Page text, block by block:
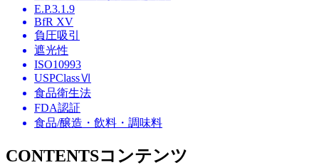
E.P.3.1.9
BfR XV
負圧吸引
遮光性
ISO10993
USPClassⅥ
食品衛生法
FDA認証
食品/醸造・飲料・調味料
CONTENTSコンテンツ